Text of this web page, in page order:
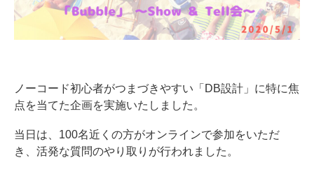
ノーコード初心者がつまづきやすい「DB設計」に特に焦
点を当てた企画を実施いたしました。
当日は、100名近くの方がオンラインで参加をいただ
き、活発な質問のやり取りが行われました。